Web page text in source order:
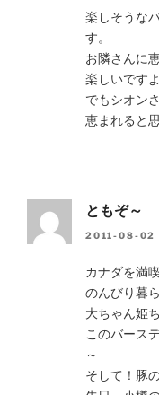
楽しそうな
す。
お隣さんに
楽しいですよ
でもシオン
恵まれると
ともぞ～
2011-08-02
カナダを満
のんびり暮
大ちゃん姫
このバース
～
そして！豚